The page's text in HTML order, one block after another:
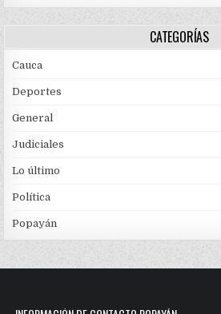
CATEGORÍAS
Cauca
Deportes
General
Judiciales
Lo último
Política
Popayán